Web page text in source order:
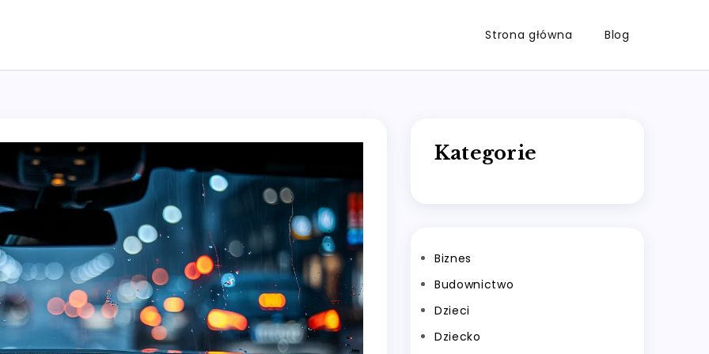
Strona główna Blog
Kategorie
Biznes
Budownictwo
Dzieci
Dziecko